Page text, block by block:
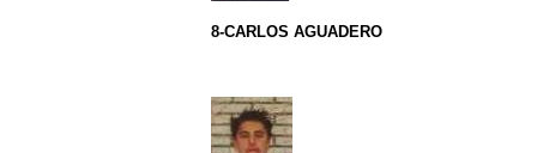
8-CARLOS AGUADERO